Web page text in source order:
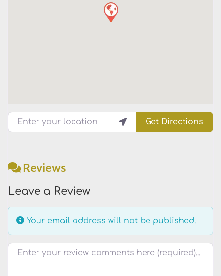
Enter your location
Get Directions
Reviews
Leave a Review
Your email address will not be published.
Review text